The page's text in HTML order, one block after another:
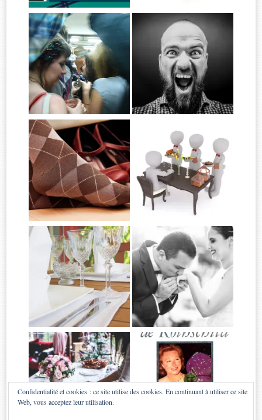
Confidentialité et cookies : ce site utilise des cookies. En continuant à utiliser ce site
Web, vous acceptez leur utilisation.